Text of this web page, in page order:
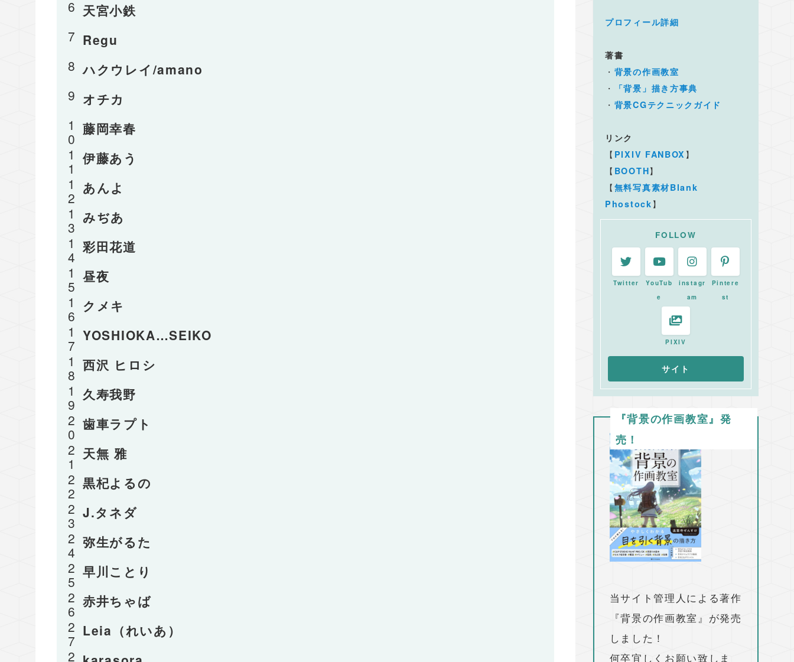
天宮小鉄
Regu
ハクウレイ/amano
オチカ
藤岡幸春
伊藤あう
あんよ
みぢあ
彩田花道
昼夜
クメキ
YOSHIOKA…SEIKO
西沢 ヒロシ
久寿我野
歯車ラプト
天無 雅
黒杞よるの
J.タネダ
弥生がるた
早川ことり
赤井ちゃば
Leia（れいあ）
プロフィール詳細
著書
・ 背景の作画教室
・ 「背景」描き方事典
・ 背景CGテクニックガイド
リンク
【 PIXIV FANBOX 】
【 BOOTH】
【 無料写真素材Blank
Phostock 】
FOLLOW
Twitter
YouTub
e
instagr
am
Pintere
st
PIXIV
『背景の作画教室』発
売！
当サイト管理人による著作
『背景の作画教室』が発売
しました！
何卒宜しくお願い致しま